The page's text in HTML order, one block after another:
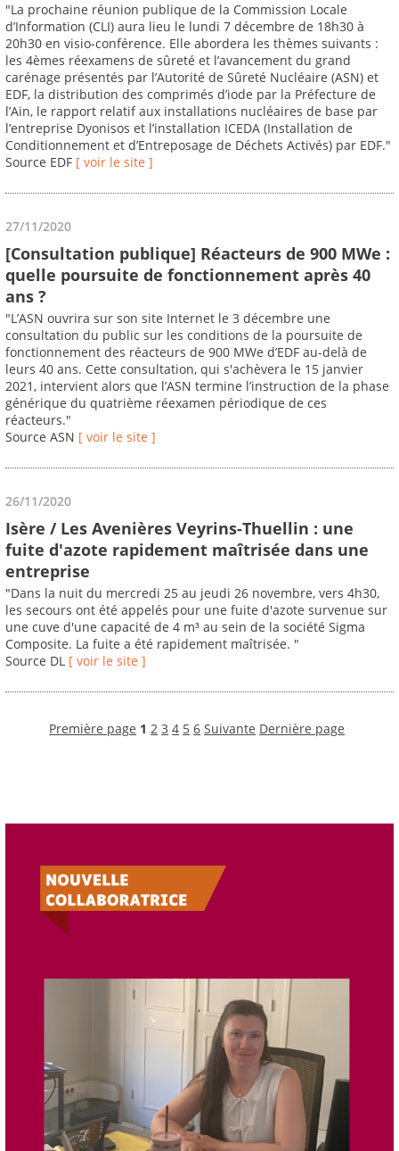
"La prochaine réunion publique de la Commission Locale
d’Information (CLI) aura lieu le lundi 7 décembre de 18h30 à
20h30 en visio-conférence. Elle abordera les thèmes suivants :
les 4èmes réexamens de sûreté et l’avancement du grand
carénage présentés par l’Autorité de Sûreté Nucléaire (ASN) et
EDF, la distribution des comprimés d’iode par la Préfecture de
l’Ain, le rapport relatif aux installations nucléaires de base par
l’entreprise Dyonisos et l’installation ICEDA (Installation de
Conditionnement et d’Entreposage de Déchets Activés) par EDF."
Source EDF [ voir le site ]
27/11/2020
[Consultation publique] Réacteurs de 900 MWe :
quelle poursuite de fonctionnement après 40
ans ?
"L’ASN ouvrira sur son site Internet le 3 décembre une
consultation du public sur les conditions de la poursuite de
fonctionnement des réacteurs de 900 MWe d’EDF au-delà de
leurs 40 ans. Cette consultation, qui s'achèvera le 15 janvier
2021, intervient alors que l’ASN termine l’instruction de la phase
générique du quatrième réexamen périodique de ces
réacteurs."
Source ASN [ voir le site ]
26/11/2020
Isère / Les Avenières Veyrins-Thuellin : une
fuite d'azote rapidement maîtrisée dans une
entreprise
"Dans la nuit du mercredi 25 au jeudi 26 novembre, vers 4h30,
les secours ont été appelés pour une fuite d'azote survenue sur
une cuve d'une capacité de 4 m³ au sein de la société Sigma
Composite. La fuite a été rapidement maîtrisée. "
Source DL [ voir le site ]
Première page 1 2 3 4 5 6 Suivante Dernière page